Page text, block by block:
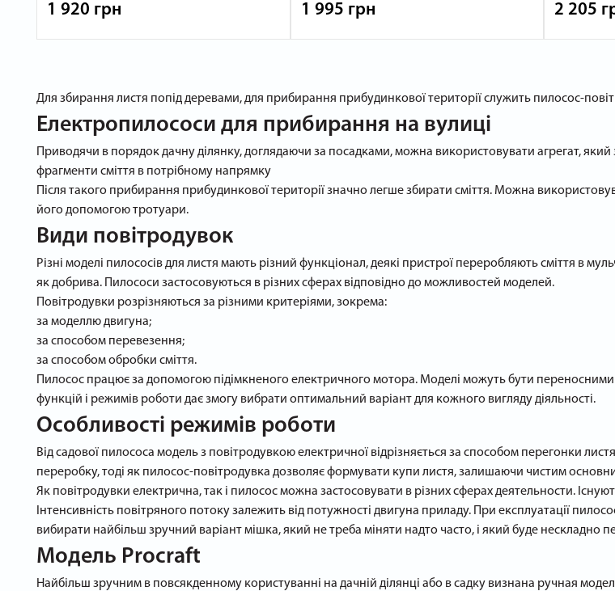
1 920 грн 1 995 грн 2 205
Для збирання листя попід деревами, для прибирання прибудинкової території служить пилосос-
Електропилососи для прибирання на вулиці
Приводячи в порядок дачну ділянку, доглядаючи за посадками, можна використовувати агрегат, який
фрагменти сміття в потрібному напрямку
Після такого прибирання прибудинкової території значно легше збирати сміття. Можна
його допомогою тротуари.
Види повітродувок
Різні моделі пилососів для листя мають різний функціонал, деякі пристрої переробляють сміття в
як добрива. Пилососи застосовуються в різних сферах відповідно до можливостей моделей.
Повітродувки розрізняються за різними критеріями, зокрема:
за моделлю двигуна;
за способом перевезення;
за способом обробки сміття.
Пилосос працює за допомогою підімкненого електричного мотора. Моделі можуть бути
функцій і режимів роботи дає змогу вибрати оптимальний варіант для кожного вигляду діяльності.
Особливості режимів роботи
Від садової пилососа модель з повітродувкою електричної відрізняється за способом перегонки
переробку, тоді як пилосос-повітродувка дозволяє формувати купи листя, залишаючи чистим
Як повітродувки електрична, так і пилосос можна застосовувати в різних сферах деятельности.
Інтенсивність повітряного потоку залежить від потужності двигуна приладу. При експлуатації
вибирати найбільш зручний варіант мішка, який не треба міняти надто часто, і який буде нескладно
Модель Procraft
Найбільш зручним в повсякденному користуванні на дачній ділянці або в садку визнана ручная